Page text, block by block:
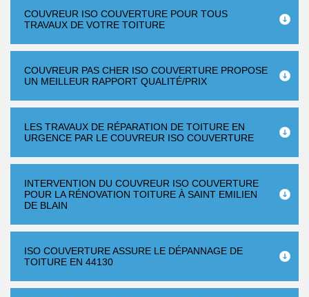
COUVREUR ISO COUVERTURE POUR TOUS
TRAVAUX DE VOTRE TOITURE
COUVREUR PAS CHER ISO COUVERTURE PROPOSE
UN MEILLEUR RAPPORT QUALITÉ/PRIX
LES TRAVAUX DE RÉPARATION DE TOITURE EN
URGENCE PAR LE COUVREUR ISO COUVERTURE
INTERVENTION DU COUVREUR ISO COUVERTURE
POUR LA RÉNOVATION TOITURE À SAINT EMILIEN
DE BLAIN
ISO COUVERTURE ASSURE LE DÉPANNAGE DE
TOITURE EN 44130